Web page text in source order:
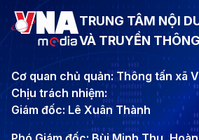
TRUNG TÂM NỘI
VÀ TRUYỀN THÔNG
Cơ quan chủ quản: Thông tấn xã
Chịu trách nhiệm:
Giám đốc: Lê Xuân Thành